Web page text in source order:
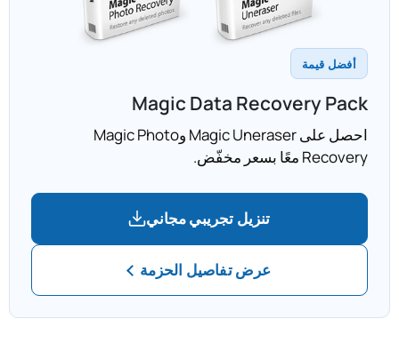
أفضل قيمة
Magic Data Recovery Pack
احصل على Magic Uneraser وMagic Photo
Recovery معًا بسعر مخفّض.
تنزيل تجريبي مجاني
عرض تفاصيل الحزمة